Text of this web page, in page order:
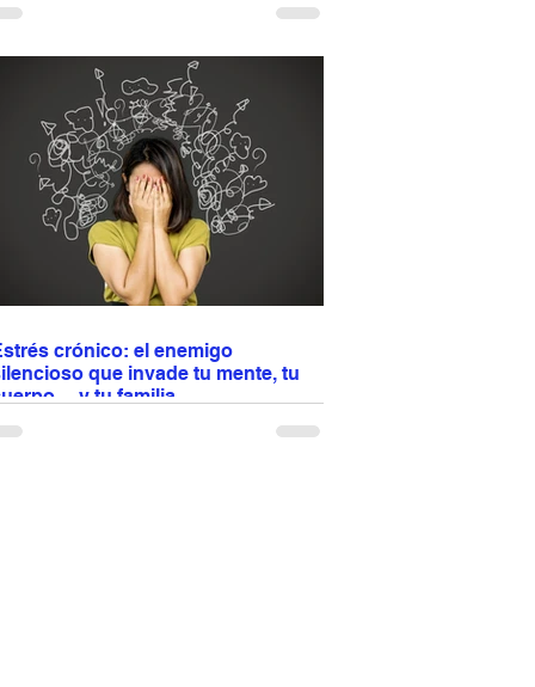
dorados en una mezcla de aceite de
de crema, ajo, tomates deshidratados,
parmesano y hierbas italianas. La espinaca
aporta frescura y el vino blanco realza todos los
sabores. Una receta fácil pero elegante,
perfecta para lucirte sin complicarte, ideal para
acompañar con pasta, arroz o vegetales y
disfrutar en cualquier ocasión especial 🍽️✨
crónico: el enemigo
que invade tu mente, tu
y tu familia
estrés no se queda en tu cabeza: afecta tu